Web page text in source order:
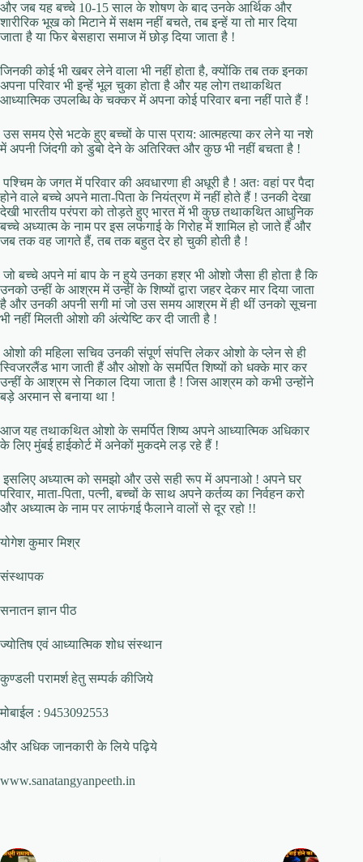
और जब यह बच्चे 10-15 साल के शोषण के बाद उनके आर्थिक और
शारीरिक भूख को मिटाने में सक्षम नहीं बचते, तब इन्हें या तो मार दिया
जाता है या फिर बेसहारा समाज में छोड़ दिया जाता है !
जिनकी कोई भी खबर लेने वाला भी नहीं होता है, क्योंकि तब तक इनका
अपना परिवार भी इन्हें भूल चुका होता है और यह लोग तथाकथित
आध्यात्मिक उपलब्धि के चक्कर में अपना कोई परिवार बना नहीं पाते हैं !
उस समय ऐसे भटके हुए बच्चों के पास प्राय: आत्महत्या कर लेने या नशे
में अपनी जिंदगी को डुबो देने के अतिरिक्त और कुछ भी नहीं बचता है !
पश्चिम के जगत में परिवार की अवधारणा ही अधूरी है ! अतः वहां पर पैदा
होने वाले बच्चे अपने माता-पिता के नियंत्रण में नहीं होते हैं ! उनकी देखा
देखी भारतीय परंपरा को तोड़ते हुए भारत में भी कुछ तथाकथित आधुनिक
बच्चे अध्यात्म के नाम पर इस लफंगाई के गिरोह में शामिल हो जाते हैं और
जब तक वह जागते हैं, तब तक बहुत देर हो चुकी होती है !
जो बच्चे अपने मां बाप के न हुये उनका हश्र भी ओशो जैसा ही होता है कि
उनको उन्हीं के आश्रम में उन्हीं के शिष्यों द्वारा जहर देकर मार दिया जाता
है और उनकी अपनी सगी मां जो उस समय आश्रम में ही थीं उनको सूचना
भी नहीं मिलती ओशो की अंत्येष्टि कर दी जाती है !
ओशो की महिला सचिव उनकी संपूर्ण संपत्ति लेकर ओशो के प्लेन से ही
स्विजरलैंड भाग जाती हैं और ओशो के समर्पित शिष्यों को धक्के मार कर
उन्हीं के आश्रम से निकाल दिया जाता है ! जिस आश्रम को कभी उन्होंने
बड़े अरमान से बनाया था !
आज यह तथाकथित ओशो के समर्पित शिष्य अपने आध्यात्मिक अधिकार
के लिए मुंबई हाईकोर्ट में अनेकों मुकदमे लड़ रहे हैं !
इसलिए अध्यात्म को समझो और उसे सही रूप में अपनाओ ! अपने घर
परिवार, माता-पिता, पत्नी, बच्चों के साथ अपने कर्तव्य का निर्वहन करो
और अध्यात्म के नाम पर लाफंगई फैलाने वालों से दूर रहो !!
योगेश कुमार मिश्र
संस्थापक
सनातन ज्ञान पीठ
ज्योतिष एवं आध्यात्मिक शोध संस्थान
कुण्डली परामर्श हेतु सम्पर्क कीजिये
मोबाईल : 9453092553
और अधिक जानकारी के लिये पढ़िये
www.sanatangyanpeeth.in